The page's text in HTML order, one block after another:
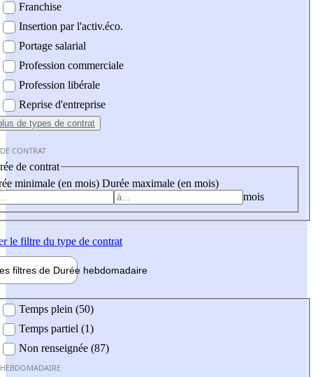
Franchise
Insertion par l'activ.éco.
Portage salarial
Profession commerciale
Profession libérale
Reprise d'entreprise
de types de contrat
CONTRAT
de contrat
minimale (en mois) Durée maximale (en mois)
mois
le filtre du type de contrat
filtres de Durée hebdomadaire
Temps plein (50)
Temps partiel (1)
Non renseignée (87)